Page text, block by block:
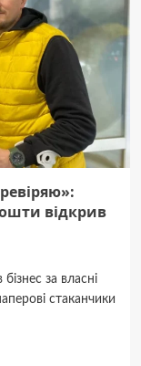
відкрив
за власні
стаканчики